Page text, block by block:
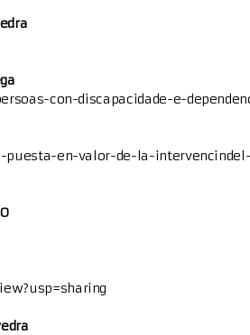
con-discapacidade-e-
en-valor-de-la-